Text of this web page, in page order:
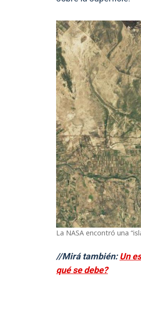
La NASA encontró una
//Mirá también:Un
qué se debe?